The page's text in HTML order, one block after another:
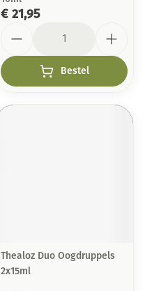
€ 21,95
Bestel
Thealoz Duo Oogdruppels
2x15ml